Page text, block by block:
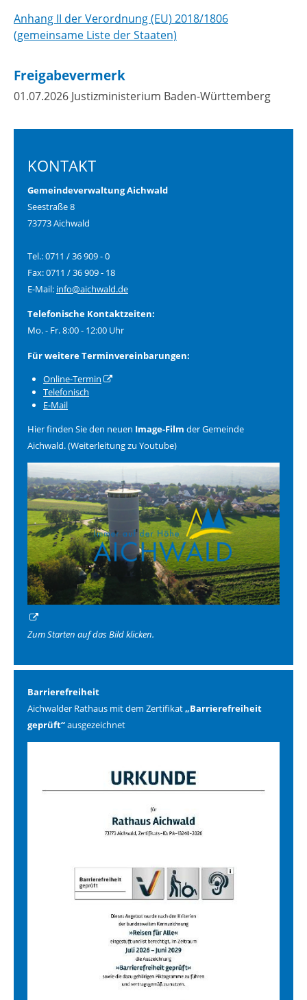
Anhang II der Verordnung (EU) 2018/1806
(gemeinsame Liste der Staaten)
Freigabevermerk
01.07.2026 Justizministerium Baden-Württemberg
KONTAKT
Gemeindeverwaltung Aichwald
Seestraße 8
73773 Aichwald
Tel.: 0711 / 36 909 - 0
Fax: 0711 / 36 909 - 18
E-Mail: info@aichwald.de
Telefonische Kontaktzeiten:
Mo. - Fr. 8:00 - 12:00 Uhr
Für weitere Terminvereinbarungen:
Online-Termin
Telefonisch
E-Mail
Hier finden Sie den neuen Image-Film der Gemeinde
Aichwald. (Weiterleitung zu Youtube)
Zum Starten auf das Bild klicken.
Barrierefreiheit
Aichwalder Rathaus mit dem Zertifikat„Barrierefreiheit
geprüft“ausgezeichnet